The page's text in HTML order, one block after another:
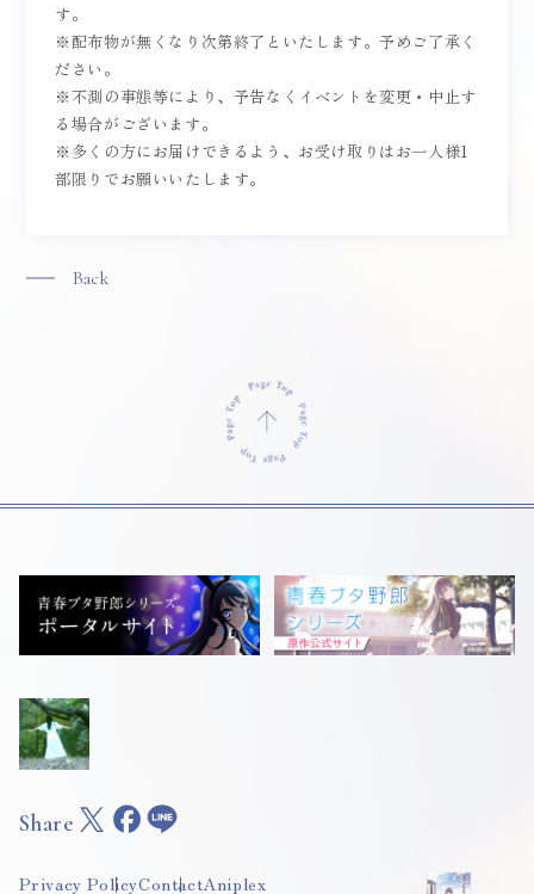
す。
※配布物が無くなり次第終了といたします。予めご了承く
ださい。
※不測の事態等により、予告なくイベントを変更・中止す
る場合がございます。
※多くの方にお届けできるよう、お受け取りはお一人様1
部限りでお願いいたします。
Back
Share
Privacy PolicyContactAniplex